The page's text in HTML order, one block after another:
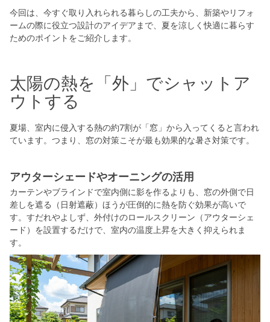
モデルハウス 検索・見学予約
シミュレーション
キャンペーン・ コラボ情報
お問い合わせ
今回は、今すぐ取り入れられる暮らしの工夫から、新築やリフォ
ームの際に役立つ設計のアイデアまで、夏を涼しく快適に暮らす
ためのポイントをご紹介します。
太陽の熱を「外」でシャットア
ウトする
夏場、室内に侵入する熱の約7割が「窓」から入ってくると言われ
ています。つまり、窓の対策こそが最も効果的な暑さ対策です。
アウターシェードやオーニングの活用
カーテンやブラインドで室内側に影を作るよりも、窓の外側で日
差しを遮る（日射遮蔽）ほうが圧倒的に熱を防ぐ効果が高いで
す。すだれやよしず、外付けのロールスクリーン（アウターシェ
ード）を設置するだけで、室内の温度上昇を大きく抑えられま
す。